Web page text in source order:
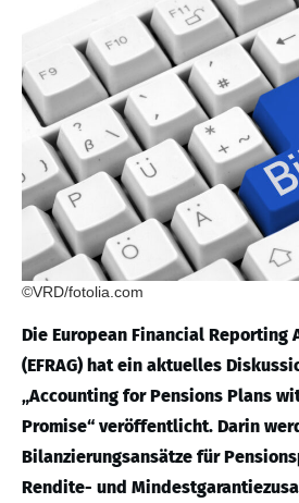
©VRD/fotolia.com
Die European Financial Reporting
(EFRAG) hat ein aktuelles
„Accounting for Pensions Plans
Promise“ veröffentlicht. Darin
Bilanzierungsansätze für
Rendite- und